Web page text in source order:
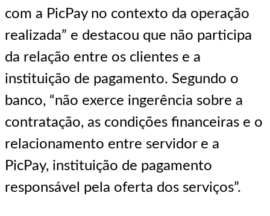
com a PicPay no contexto da operação
realizada” e destacou que não participa
da relação entre os clientes e a
instituição de pagamento. Segundo o
banco, “não exerce ingerência sobre a
contratação, as condições financeiras e o
relacionamento entre servidor e a
PicPay, instituição de pagamento
responsável pela oferta dos serviços”.